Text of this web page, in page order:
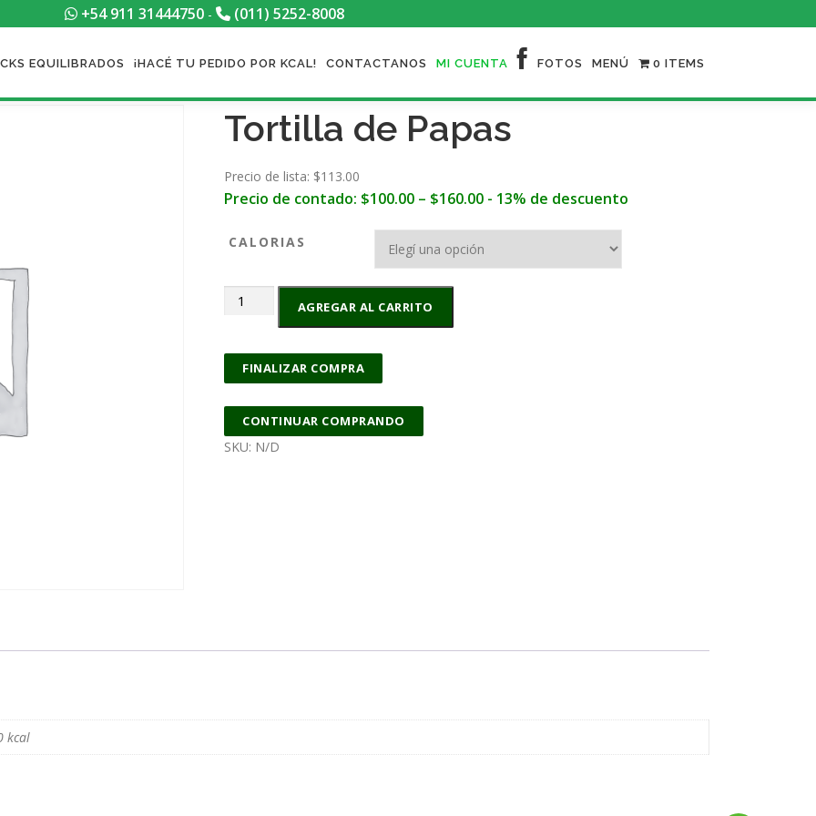
+54 911 31444750- (011) 5252-8008
EQUILIBRADOS ¡HACÉ TU PEDIDO POR KCAL! CONTACTANOS MI CUENTA FOTOS MENÚ 0 ITEMS
Tortilla de Papas
Precio de lista: $113.00
Precio de contado: $100.00 – $160.00 - 13% de descuento
CALORIAS
Tortilla
cantidad
AGREGAR AL CARRITO
FINALIZAR COMPRA
CONTINUAR COMPRANDO
SKU: N/D
kcal